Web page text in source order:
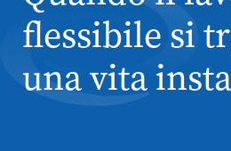
flessibile si
una vita